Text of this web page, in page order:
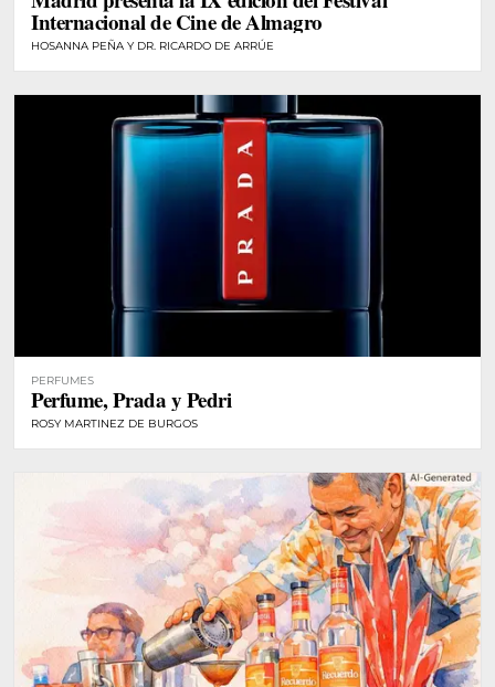
Internacional de Cine de Almagro
HOSANNA PEÑA Y DR. RICARDO DE ARRÚE
PERFUMES
Perfume, Prada y Pedri
ROSY MARTINEZ DE BURGOS